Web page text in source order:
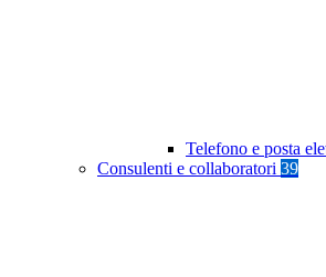
Telefono e posta
Consulenti e collaboratori 39